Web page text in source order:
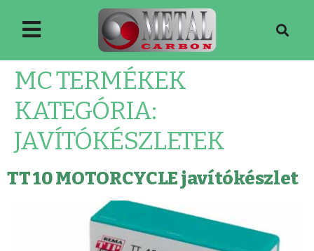
MC TERMÉKEK
KATEGÓRIA:
JAVÍTÓKÉSZLETEK
TT 10 MOTORCYCLE javítókészlet